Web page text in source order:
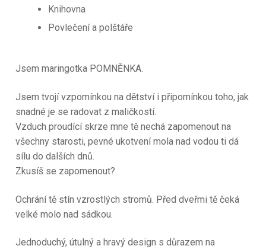
Knihovna
Povlečení a polštáře
Jsem maringotka POMNĚNKA.
Jsem tvojí vzpomínkou na dětství i připomínkou toho, jak
snadné je se radovat z maličkostí.
Vzduch proudící skrze mne tě nechá zapomenout na
všechny starosti, pevné ukotvení mola nad vodou ti dá
sílu do dalších dnů.
Zkusíš se zapomenout?
Ochrání tě stín vzrostlých stromů. Před dveřmi tě čeká
velké molo nad sádkou.
Jednoduchý, útulný a hravý design s důrazem na